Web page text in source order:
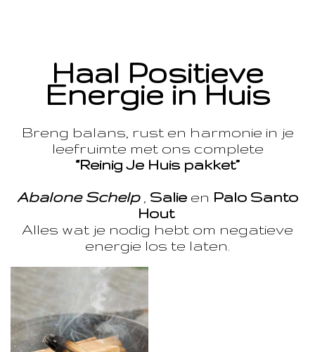
Haal Positieve
Energie in Huis
Breng balans, rust en harmonie in je
leefruimte met ons complete
“Reinig Je Huis pakket”
Abalone Schelp, Salie en Palo Santo
Hout
Alles wat je nodig hebt om negatieve
energie los te laten.